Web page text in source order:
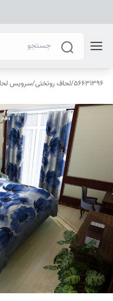
56631396
/لحاف روتختی/سرویس